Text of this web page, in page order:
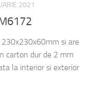
2021
230x230x60mm si are
carton dur de 2 mm
la interior si exterior